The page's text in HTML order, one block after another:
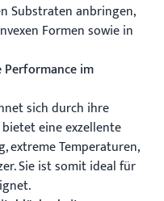
Substraten anbringen,
Formen sowie in
im
sich durch ihre
eine exzellente
extreme Temperaturen,
Sie ist somit ideal für